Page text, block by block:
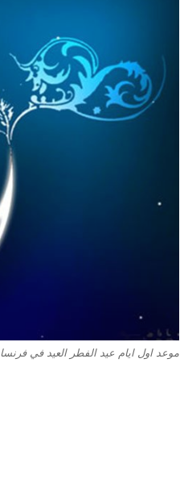
موعد اول ايام عيد الفطر العيد في فرنسا ٢٠٢١